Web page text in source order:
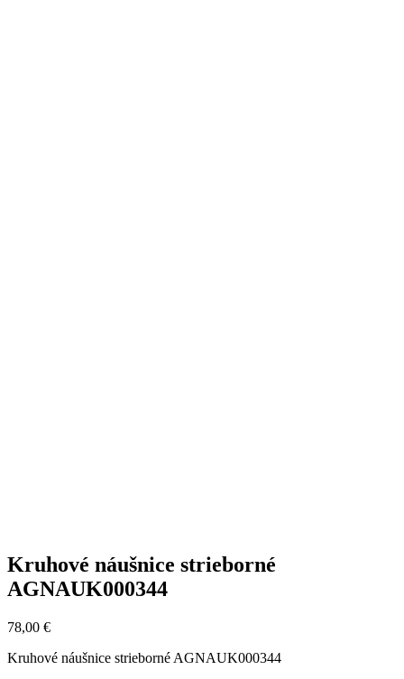
Kruhové náušnice strieborné
AGNAUK000344
78,00 €
Kruhové náušnice strieborné AGNAUK000344